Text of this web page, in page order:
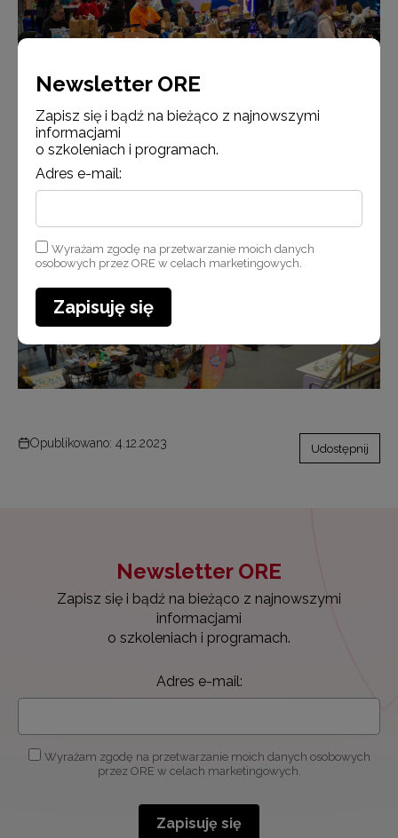
Opublikowano: 4.12.2023 Udostępnij
Newsletter ORE
Zapisz się i bądź na bieżąco z najnowszymi
informacjami
o szkoleniach i programach.
Adres e-mail:
Wyrażam zgodę na przetwarzanie moich danych osobowych
przez ORE w celach marketingowych.
Zapisuję się
Newsletter ORE
Zapisz się i bądź na bieżąco z najnowszymi
informacjami
o szkoleniach i programach.
Adres e-mail:
Wyrażam zgodę na przetwarzanie moich danych
osobowych przez ORE w celach marketingowych.
Zapisuję się